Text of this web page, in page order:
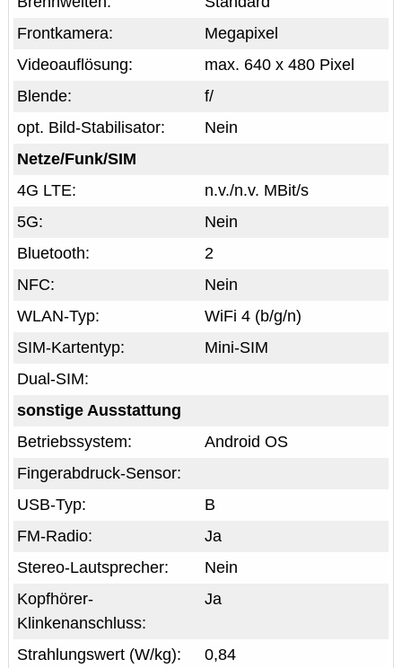
Megapixel
Frontkamera:
max. 640 x 480 Pixel
Videoauflösung:
f/
Blende:
Nein
opt. Bild-Stabilisator:
Netze/Funk/SIM
n.v./n.v. MBit/s
4G LTE:
Nein
5G:
2
Bluetooth:
Nein
NFC:
WiFi 4 (b/g/n)
WLAN-Typ:
Mini-SIM
SIM-Kartentyp:
Dual-SIM:
sonstige Ausstattung
Android OS
Betriebssystem:
Fingerabdruck-Sensor:
B
USB-Typ:
Ja
FM-Radio:
Nein
Stereo-Lautsprecher:
Ja
Kopfhörer-
Klinkenanschluss:
0,84
Strahlungswert (W/kg):